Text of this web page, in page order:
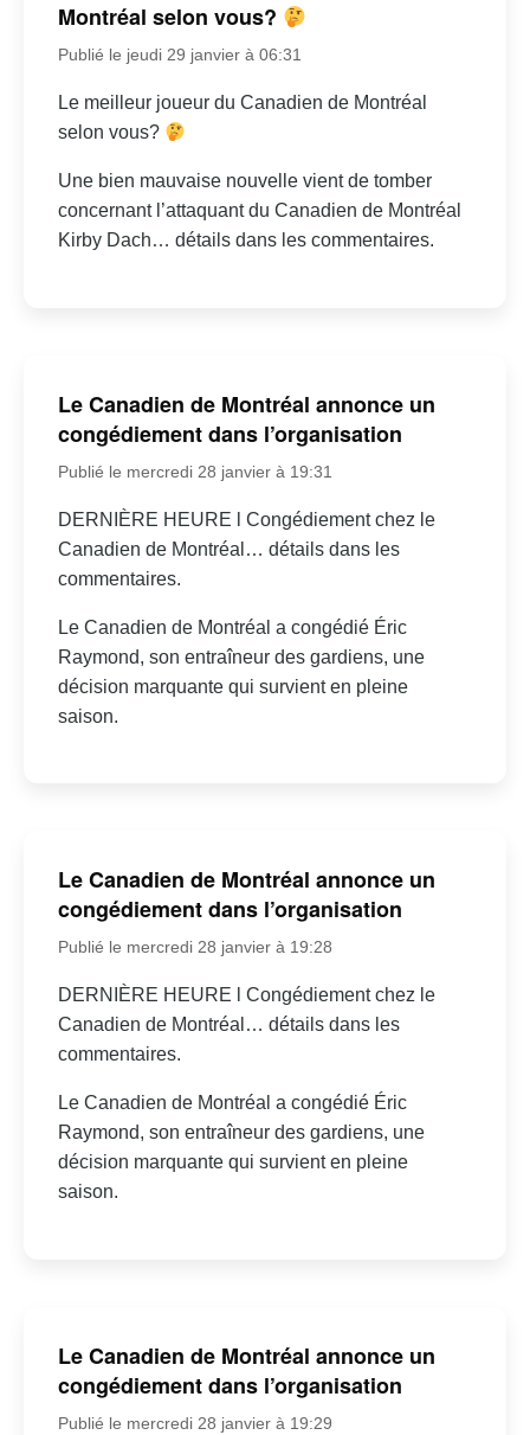
Montréal selon vous?
Publié le jeudi 29 janvier à 06:31
Le meilleur joueur du Canadien de Montréal
selon vous?
Une bien mauvaise nouvelle vient de tomber
concernant l’attaquant du Canadien de Montréal
Kirby Dach… détails dans les commentaires.
Le Canadien de Montréal annonce un
congédiement dans l’organisation
Publié le mercredi 28 janvier à 19:31
DERNIÈRE HEURE l Congédiement chez le
Canadien de Montréal… détails dans les
commentaires.
Le Canadien de Montréal a congédié Éric
Raymond, son entraîneur des gardiens, une
décision marquante qui survient en pleine
saison.
Le Canadien de Montréal annonce un
congédiement dans l’organisation
Publié le mercredi 28 janvier à 19:28
DERNIÈRE HEURE l Congédiement chez le
Canadien de Montréal… détails dans les
commentaires.
Le Canadien de Montréal a congédié Éric
Raymond, son entraîneur des gardiens, une
décision marquante qui survient en pleine
saison.
Le Canadien de Montréal annonce un
congédiement dans l’organisation
Publié le mercredi 28 janvier à 19:29